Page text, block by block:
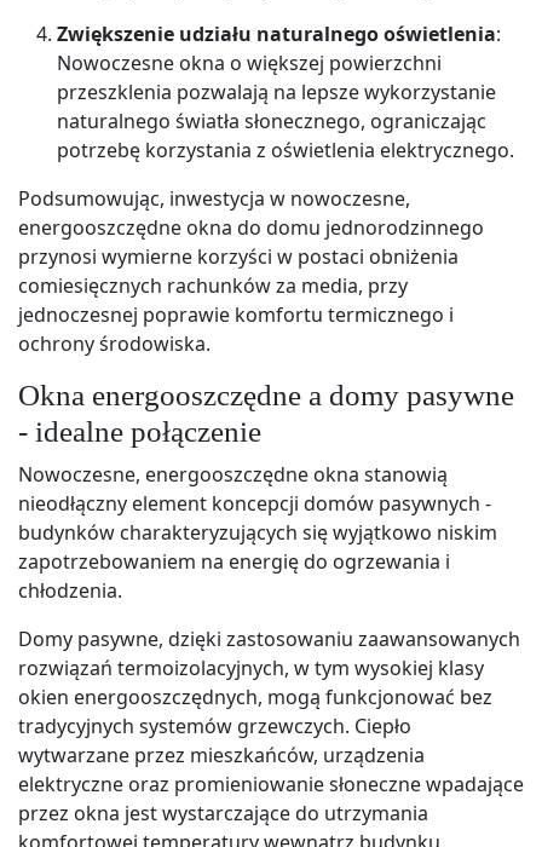
Zwiększenie udziału naturalnego oświetlenia:
Nowoczesne okna o większej powierzchni
przeszklenia pozwalają na lepsze wykorzystanie
naturalnego światła słonecznego, ograniczając
potrzebę korzystania z oświetlenia elektrycznego.
Podsumowując, inwestycja w nowoczesne,
energooszczędne okna do domu jednorodzinnego
przynosi wymierne korzyści w postaci obniżenia
comiesięcznych rachunków za media, przy
jednoczesnej poprawie komfortu termicznego i
ochrony środowiska.
Okna energooszczędne a domy pasywne
- idealne połączenie
Nowoczesne, energooszczędne okna stanowią
nieodłączny element koncepcji domów pasywnych -
budynków charakteryzujących się wyjątkowo niskim
zapotrzebowaniem na energię do ogrzewania i
chłodzenia.
Domy pasywne, dzięki zastosowaniu zaawansowanych
rozwiązań termoizolacyjnych, w tym wysokiej klasy
okien energooszczędnych, mogą funkcjonować bez
tradycyjnych systemów grzewczych. Ciepło
wytwarzane przez mieszkańców, urządzenia
elektryczne oraz promieniowanie słoneczne wpadające
przez okna jest wystarczające do utrzymania
komfortowej temperatury wewnątrz budynku.